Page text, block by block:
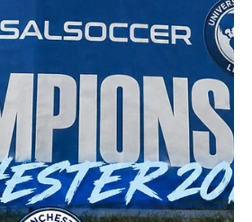
VALLE
lectura
decisión a Errol Spence Jr.
a Errol Spence Jr.